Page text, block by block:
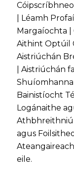
| Léamh
Margaíochta
Aithint Optúil
Aistriúchán
| Aistriúchán
Shuíomhanna
Bainistíocht
Logánaithe
agus
eile.